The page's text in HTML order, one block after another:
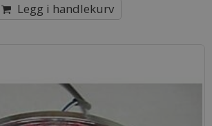
Legg i handlekurv